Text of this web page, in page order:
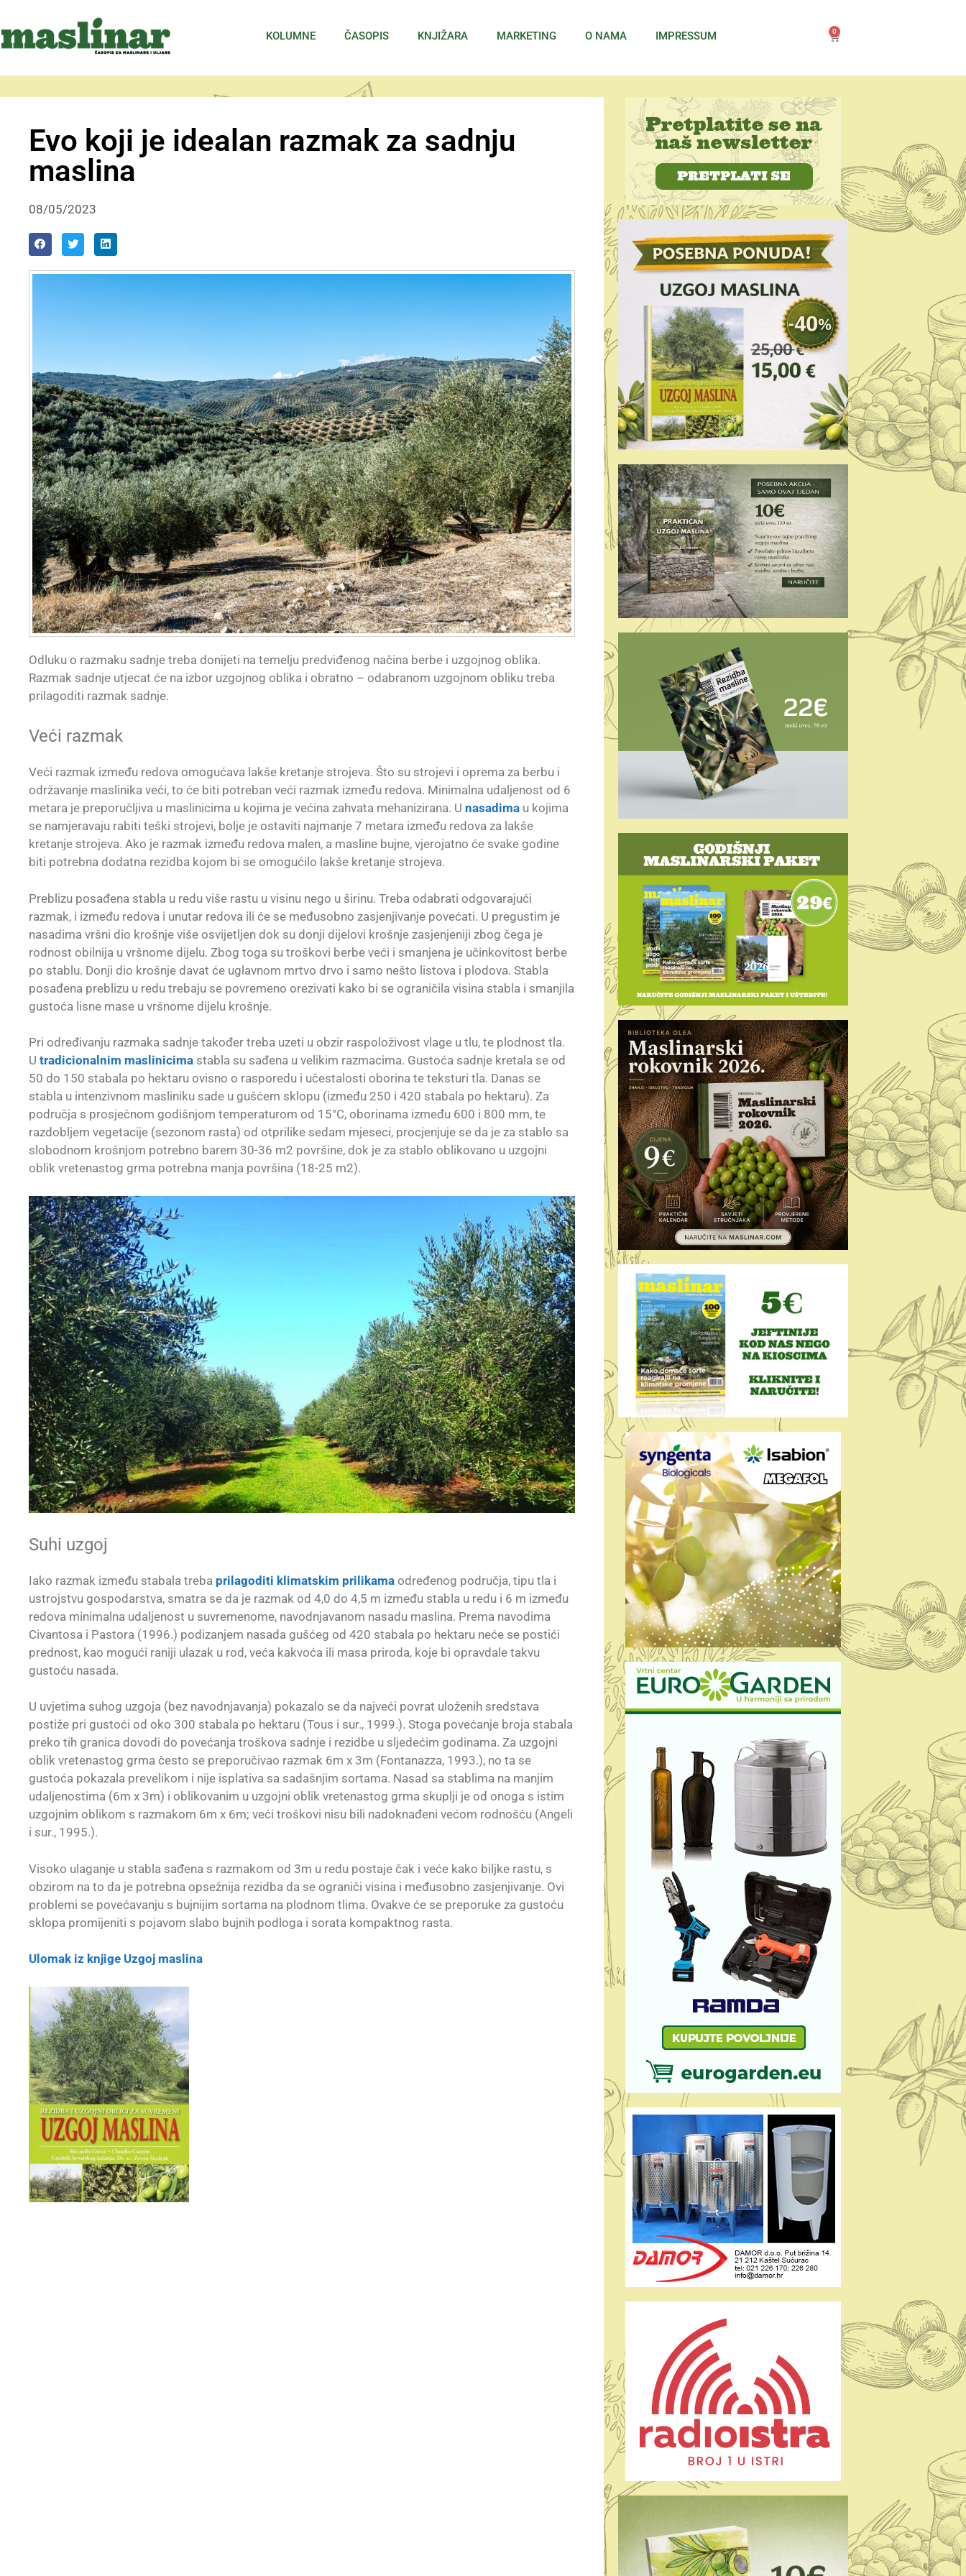
KOLUMNE ČASOPIS KNJIŽARA MARKETING O NAMA IMPRESSUM 0
Evo koji je idealan razmak za sadnju
maslina
08/05/2023
Odluku o razmaku sadnje treba donijeti na temelju predviđenog načina berbe i uzgojnog oblika.
Razmak sadnje utjecat će na izbor uzgojnog oblika i obratno – odabranom uzgojnom obliku treba
prilagoditi razmak sadnje.
Veći razmak
Veći razmak između redova omogućava lakše kretanje strojeva. Što su strojevi i oprema za berbu i
održavanje maslinika veći, to će biti potreban veći razmak između redova. Minimalna udaljenost od 6
metara je preporučljiva u maslinicima u kojima je većina zahvata mehanizirana. U nasadima u kojima
se namjeravaju rabiti teški strojevi, bolje je ostaviti najmanje 7 metara između redova za lakše
kretanje strojeva. Ako je razmak između redova malen, a masline bujne, vjerojatno će svake godine
biti potrebna dodatna rezidba kojom bi se omogućilo lakše kretanje strojeva.
Preblizu posađena stabla u redu više rastu u visinu nego u širinu. Treba odabrati odgovarajući
razmak, i između redova i unutar redova ili će se međusobno zasjenjivanje povećati. U pregustim je
nasadima vršni dio krošnje više osvijetljen dok su donji dijelovi krošnje zasjenjeniji zbog čega je
rodnost obilnija u vršnome dijelu. Zbog toga su troškovi berbe veći i smanjena je učinkovitost berbe
po stablu. Donji dio krošnje davat će uglavnom mrtvo drvo i samo nešto listova i plodova. Stabla
posađena preblizu u redu trebaju se povremeno orezivati kako bi se ograničila visina stabla i smanjila
gustoća lisne mase u vršnome dijelu krošnje.
Pri određivanju razmaka sadnje također treba uzeti u obzir raspoloživost vlage u tlu, te plodnost tla.
U tradicionalnim maslinicima stabla su sađena u velikim razmacima. Gustoća sadnje kretala se od
50 do 150 stabala po hektaru ovisno o rasporedu i učestalosti oborina te teksturi tla. Danas se
stabla u intenzivnom masliniku sade u gušćem sklopu (između 250 i 420 stabala po hektaru). Za
područja s prosječnom godišnjom temperaturom od 15°C, oborinama između 600 i 800 mm, te
razdobljem vegetacije (sezonom rasta) od otprilike sedam mjeseci, procjenjuje se da je za stablo sa
slobodnom krošnjom potrebno barem 30-36 m2 površine, dok je za stablo oblikovano u uzgojni
oblik vretenastog grma potrebna manja površina (18-25 m2).
Suhi uzgoj
Iako razmak između stabala treba prilagoditi klimatskim prilikama određenog područja, tipu tla i
ustrojstvu gospodarstva, smatra se da je razmak od 4,0 do 4,5 m između stabla u redu i 6 m između
redova minimalna udaljenost u suvremenome, navodnjavanom nasadu maslina. Prema navodima
Civantosa i Pastora (1996.) podizanjem nasada gušćeg od 420 stabala po hektaru neće se postići
prednost, kao mogući raniji ulazak u rod, veća kakvoća ili masa priroda, koje bi opravdale takvu
gustoću nasada.
U uvjetima suhog uzgoja (bez navodnjavanja) pokazalo se da najveći povrat uloženih sredstava
postiže pri gustoći od oko 300 stabala po hektaru (Tous i sur., 1999.). Stoga povećanje broja stabala
preko tih granica dovodi do povećanja troškova sadnje i rezidbe u sljedećim godinama. Za uzgojni
oblik vretenastog grma često se preporučivao razmak 6m x 3m (Fontanazza, 1993.), no ta se
gustoća pokazala prevelikom i nije isplativa sa sadašnjim sortama. Nasad sa stablima na manjim
udaljenostima (6m x 3m) i oblikovanim u uzgojni oblik vretenastog grma skuplji je od onoga s istim
uzgojnim oblikom s razmakom 6m x 6m; veći troškovi nisu bili nadoknađeni većom rodnošću (Angeli
i sur., 1995.).
Visoko ulaganje u stabla sađena s razmakom od 3m u redu postaje čak i veće kako biljke rastu, s
obzirom na to da je potrebna opsežnija rezidba da se ograniči visina i međusobno zasjenjivanje. Ovi
problemi se povećavanju s bujnijim sortama na plodnom tlima. Ovakve će se preporuke za gustoću
sklopa promijeniti s pojavom slabo bujnih podloga i sorata kompaktnog rasta.
Ulomak iz knjige Uzgoj maslina